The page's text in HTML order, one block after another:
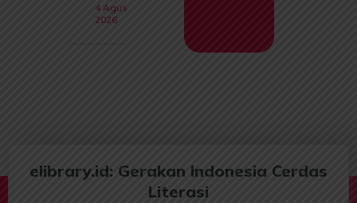
4 Agustus
2026
elibrary.id: Gerakan Indonesia Cerdas
Literasi